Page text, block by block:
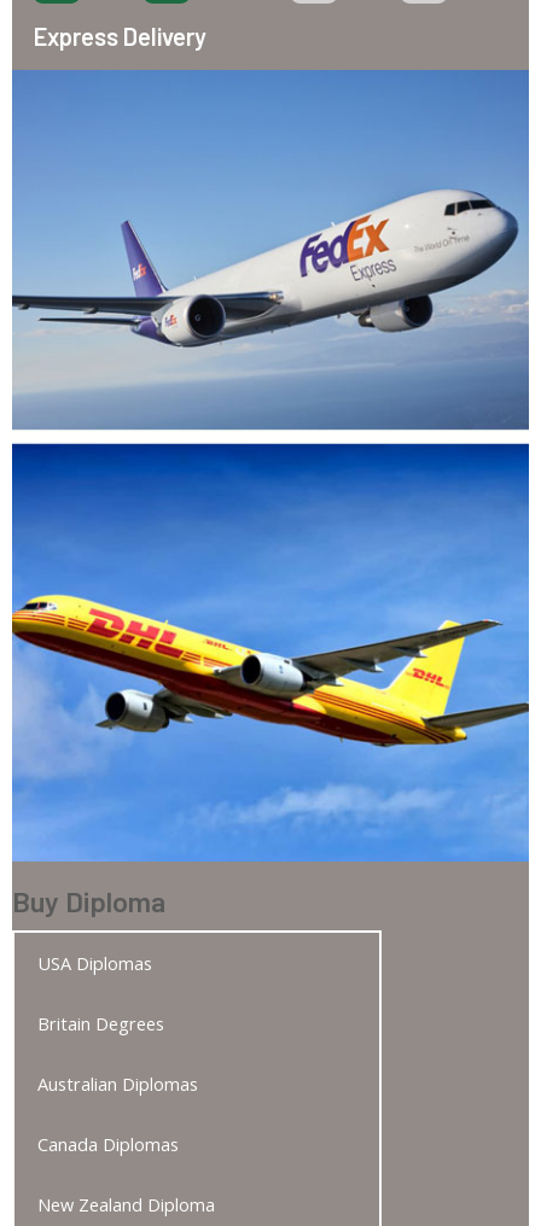
Express Delivery
Buy Diploma
USA Diplomas
Britain Degrees
Australian Diplomas
Canada Diplomas
New Zealand Diploma